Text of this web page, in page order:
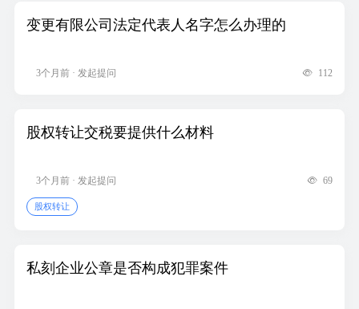
变更有限公司法定代表人名字怎么办理的
3个月前 · 发起提问 112
股权转让交税要提供什么材料
3个月前 · 发起提问 69
股权转让
私刻企业公章是否构成犯罪案件